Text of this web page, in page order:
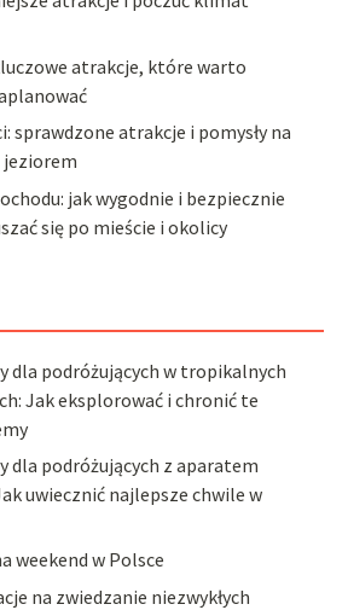
atrakcje, które warto
sprawdzone atrakcje i pomysły na
jeziorem
jak wygodnie i bezpiecznie
się po mieście i okolicy
dla podróżujących w tropikalnych
Jak eksplorować i chronić te
dla podróżujących z aparatem
uwiecznić najlepsze chwile w
weekend w Polsce
na zwiedzanie niezwykłych